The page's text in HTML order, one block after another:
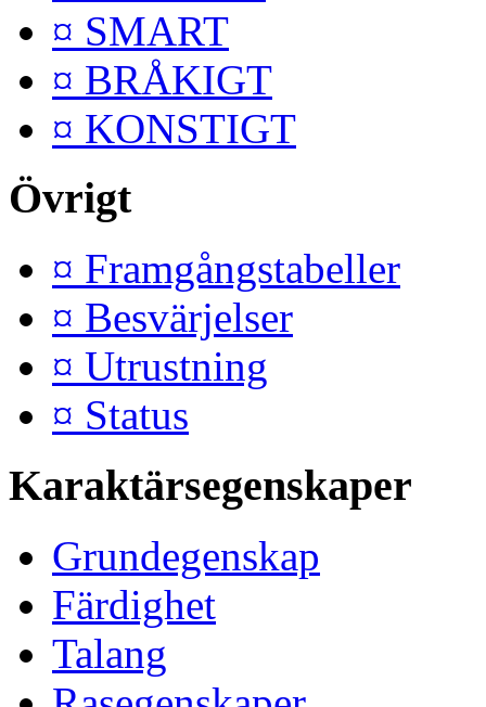
¤ SMART
¤ BRÅKIGT
¤ KONSTIGT
Övrigt
¤ Framgångstabeller
¤ Besvärjelser
¤ Utrustning
¤ Status
Karaktärsegenskaper
Grundegenskap
Färdighet
Talang